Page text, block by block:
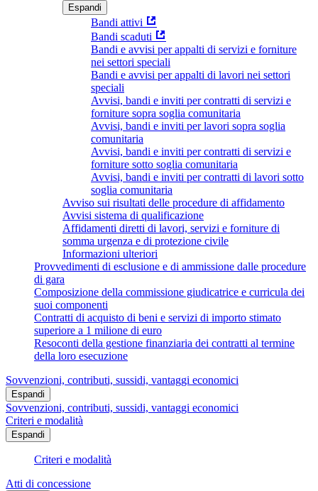
Espandi
Bandi attivi
Bandi scaduti
Bandi e avvisi per appalti di servizi e forniture
nei settori speciali
Bandi e avvisi per appalti di lavori nei settori
speciali
Avvisi, bandi e inviti per contratti di servizi e
forniture sopra soglia comunitaria
Avvisi, bandi e inviti per lavori sopra soglia
comunitaria
Avvisi, bandi e inviti per contratti di servizi e
forniture sotto soglia comunitaria
Avvisi, bandi e inviti per contratti di lavori sotto
soglia comunitaria
Avviso sui risultati delle procedure di affidamento
Avvisi sistema di qualificazione
Affidamenti diretti di lavori, servizi e forniture di
somma urgenza e di protezione civile
Informazioni ulteriori
Provvedimenti di esclusione e di ammissione dalle procedure
di gara
Composizione della commissione giudicatrice e curricula dei
suoi componenti
Contratti di acquisto di beni e servizi di importo stimato
superiore a 1 milione di euro
Resoconti della gestione finanziaria dei contratti al termine
della loro esecuzione
Sovvenzioni, contributi, sussidi, vantaggi economici
Espandi
Sovvenzioni, contributi, sussidi, vantaggi economici
Criteri e modalità
Espandi
Criteri e modalità
Atti di concessione